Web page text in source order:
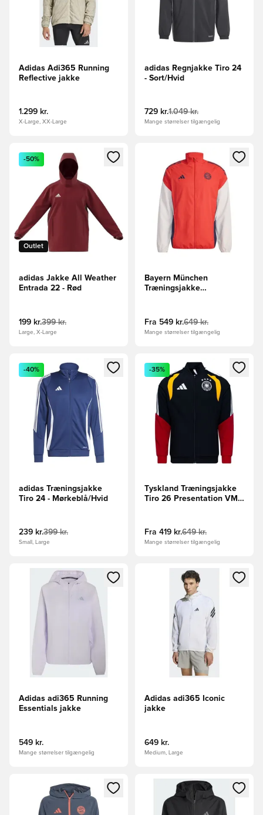
Adidas Adi365 Running
Reflective jakke
1.299 kr.
X-Large, XX-Large
adidas Regnjakke Tiro 24
- Sort/Hvid
729 kr.1.049 kr.
Mange størrelser tilgængelig
Åbner en Modal til at logge ind eller tilmelde dig som
Outlet
-50%
adidas Jakke All Weather
Entrada 22 - Rød
199 kr.399 kr.
Large, X-Large
Åbner en Modal til at logge
Bayern München
Træningsjakke
Fra 549 kr.649 kr.
Mange størrelser tilgængelig
Åbner en Modal til at logge ind eller tilmelde dig som
-40%
adidas Træningsjakke
Tiro 24 - Mørkeblå/Hvid
239 kr.399 kr.
Small, Large
Åbner en Modal til at logge
-35%
Tyskland Træningsjakke
Tiro 26 Presentation VM
Fra 419 kr.649 kr.
Mange størrelser tilgængelig
Åbner en Modal til at logge ind eller tilmelde dig som
Adidas adi365 Running
Essentials jakke
549 kr.
Mange størrelser tilgængelig
Åbner en Modal til at logge
Adidas adi365 Iconic
jakke
649 kr.
Medium, Large
Åbner en Modal til at logge ind eller tilmelde dig som
Åbner en Modal til at logge